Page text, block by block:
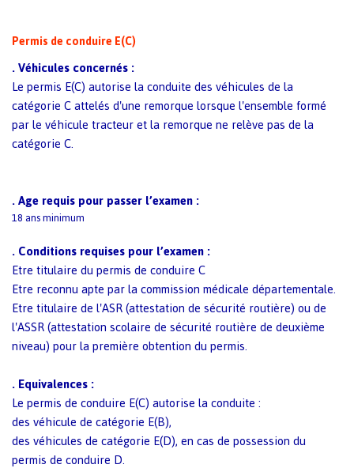
Permis de conduire E(C)
.Véhicules concernés :
Le permis E(C) autorise la conduite des véhicules de la
catégorie C attelés d'une remorque lorsque l'ensemble formé
par le véhicule tracteur et la remorque ne relève pas de la
catégorie C.
.Age requis pour passer l’examen:
18 ans minimum
.Conditions requises pour l’examen :
Etre titulaire du permis de conduire C
Etre reconnu apte par la commission médicale départementale.
Etre titulaire de l'ASR (attestation de sécurité routière) ou de
l'ASSR (attestation scolaire de sécurité routière de deuxième
niveau) pour la première obtention du permis.
.Equivalences :
Le permis de conduire E(C) autorise la conduite :
des véhicule de catégorie E(B),
des véhicules de catégorie E(D), en cas de possession du
permis de conduire D.